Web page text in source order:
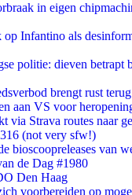
in eigen
Infantino als
politie: dieven betrapt
brengt rust
aan VS voor
via Strava routes naar
(not very sfw!)
bioscoopreleases van
de Dag #1980
Den Haag
voorbereiden op